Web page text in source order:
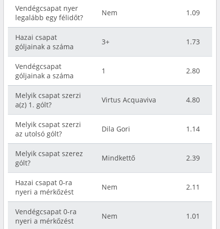
Vendégcsapat nyer
legalább egy félidőt?
Nem 1.09
Hazai csapat
góljainak a száma
3+ 1.73
Vendégcsapat
góljainak a száma
1 2.80
Melyik csapat szerzi
a(z) 1. gólt?
Virtus Acquaviva 4.80
Melyik csapat szerzi
az utolsó gólt?
Dila Gori 1.14
Melyik csapat szerez
gólt?
Mindkettő 2.39
Hazai csapat 0-ra
nyeri a mérkőzést
Nem 2.11
Vendégcsapat 0-ra
nyeri a mérkőzést
Nem 1.01